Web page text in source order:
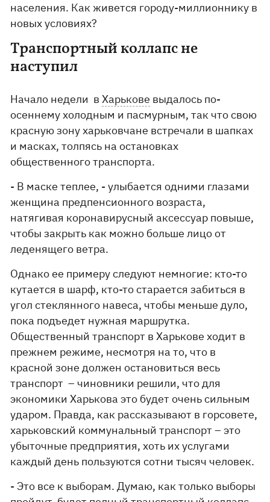
населения. Как живется городу-миллионнику в
новых условиях?
Транспортный коллапс не
наступил
Начало недели вХарькове выдалось по-
осеннему холодным и пасмурным, так что свою
красную зону харьковчане встречали в шапках
и масках, толпясь на остановках
общественного транспорта.
- В маске теплее, - улыбается одними глазами
женщина предпенсионного возраста,
натягивая коронавирусный аксессуар повыше,
чтобы закрыть как можно больше лицо от
леденящего ветра.
Однако ее примеру следуют немногие: кто-то
кутается в шарф, кто-то старается забиться в
угол стеклянного навеса, чтобы меньше дуло,
пока подъедет нужная маршрутка.
Общественный транспорт в Харькове ходит в
прежнем режиме, несмотря на то, что в
красной зоне должен остановиться весь
транспорт – чиновники решили, что для
экономики Харькова это будет очень сильным
ударом. Правда, как рассказывают в горсовете,
харьковский коммунальный транспорт – это
убыточные предприятия, хоть их услугами
каждый день пользуются сотни тысяч человек.
- Это все к выборам. Думаю, как только выборы